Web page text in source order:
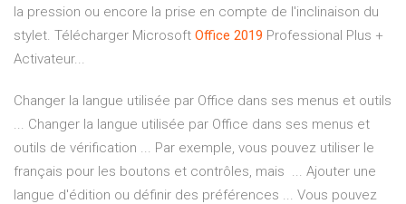
la pression ou encore la prise en compte de l'inclinaison du
stylet. Télécharger Microsoft Office 2019 Professional Plus +
Activateur...
Changer la langue utilisée par Office dans ses menus et outils
... Changer la langue utilisée par Office dans ses menus et
outils de vérification ... Par exemple, vous pouvez utiliser le
français pour les boutons et contrôles, mais ... Ajouter une
langue d'édition ou définir des préférences ... Vous pouvez